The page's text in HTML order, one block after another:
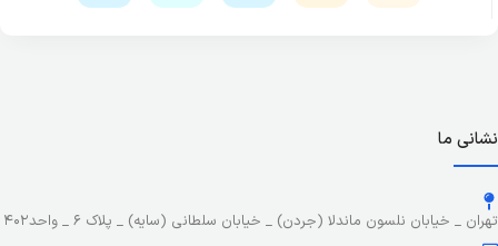
نشانی ما
تهران _ خیابان نلسون ماندلا (جردن) _ خیابان سلطانی (سایه) _ پلاک ۶ _ واحد۴۰۲